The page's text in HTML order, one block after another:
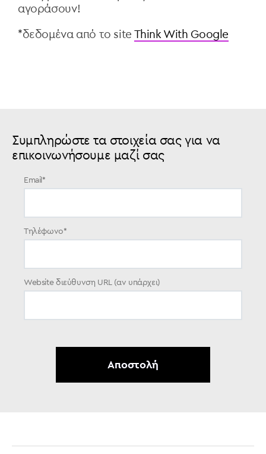
αγοράσουν!
*δεδομένα από το site Think With Google
Συμπληρώστε τα στοιχεία σας για να
επικοινωνήσουμε μαζί σας
Email *
Τηλέφωνο*
Website διεύθυνση URL (αν υπάρχει)